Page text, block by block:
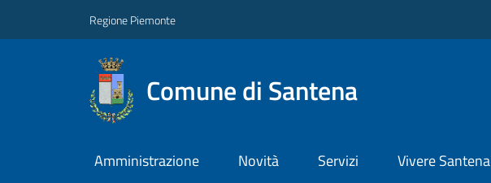
Regione Piemonte
Comune di Santena
Amministrazione Novità Servizi Vivere Santena